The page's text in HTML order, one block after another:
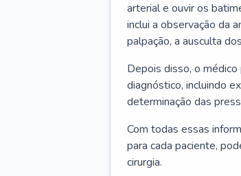
arterial e ouvir os
inclui a observação da
palpação, a ausculta
Depois disso, o
diagnóstico, incluindo
determinação das
Com todas essas
para cada paciente,
cirurgia.